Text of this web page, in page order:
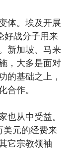
体。埃及开展
好战分子用来
新加坡、马来
，大多是面对
的基础之上，
合作。
也从中受益。
美元的经费来
它宗教领袖